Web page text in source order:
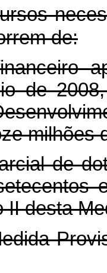
de:
de
milhões
de
II desta